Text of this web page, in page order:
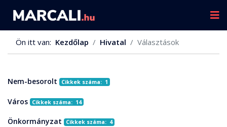
Ön itt van: Kezdőlap Hivatal Választások
Nem-besorolt Cikkek száma: 1
Város Cikkek száma: 14
Önkormányzat Cikkek száma: 4